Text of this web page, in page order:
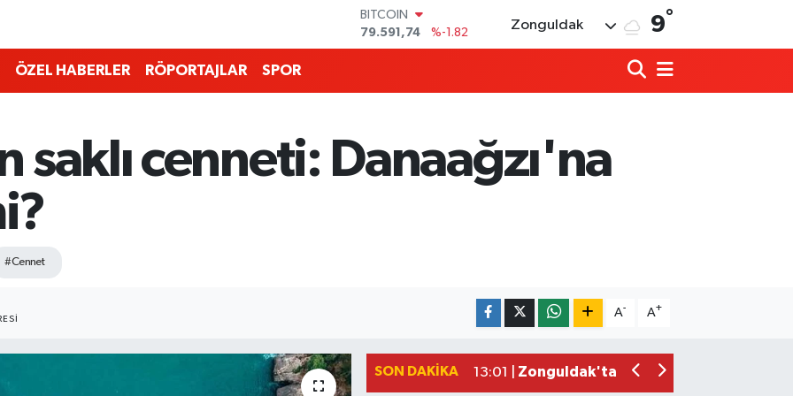
DOLAR
45,43620
%0.02
EURO
%0.19
BİST100
14.598,00
%0
Zonguldak 9°
ÖZEL HABERLER RÖPORTAJLAR SPOR
saklı cenneti: Danaağzı'na
#Cennet
A- A+
SON DAKIKA
13:44 |CHP’de yeni sayfa: Olcay Can sahaya
13:29 |Ereğli’de "Korsan Taşıma" iddiası:
13:01 | Zonguldak'ta uyuşturucu satıcılarına